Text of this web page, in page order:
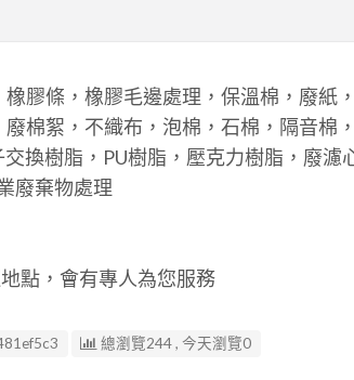
膠條，橡膠毛邊處理，保溫棉，廢紙
棉絮，不織布，泡棉，石棉，隔音棉
換樹脂，PU樹脂，壓克力樹脂，廢濾
廢棄物處理
點，會有專人為您服務
總瀏覽244 , 今天瀏覽0